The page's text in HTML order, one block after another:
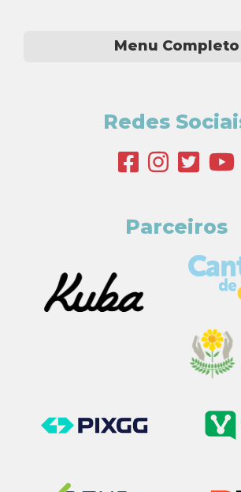
Menu Completo
Redes
Parceiros